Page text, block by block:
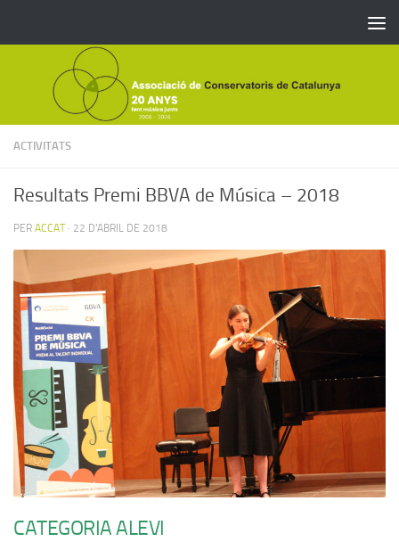
ACTIVITATS
Resultats Premi BBVA de Música – 2018
PER ACCAT · 22 D'ABRIL DE 2018
CATEGORIA ALEVI